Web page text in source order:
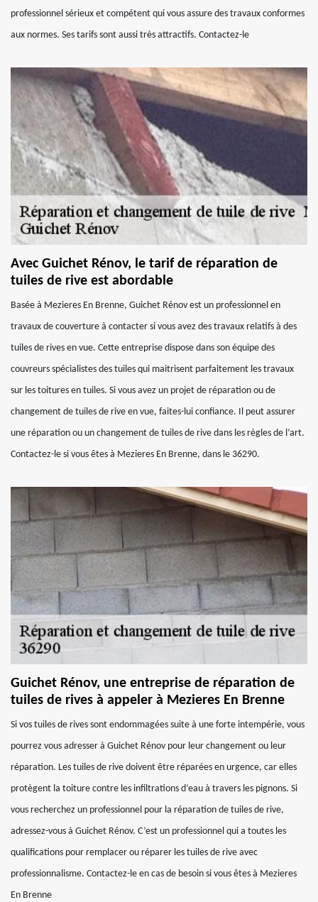
professionnel sérieux et compétent qui vous assure des travaux conformes
aux normes. Ses tarifs sont aussi très attractifs. Contactez-le
Avec Guichet Rénov, le tarif de réparation de
tuiles de rive est abordable
Basée à Mezieres En Brenne, Guichet Rénov est un professionnel en
travaux de couverture à contacter si vous avez des travaux relatifs à des
tuiles de rives en vue. Cette entreprise dispose dans son équipe des
couvreurs spécialistes des tuiles qui maitrisent parfaitement les travaux
sur les toitures en tuiles. Si vous avez un projet de réparation ou de
changement de tuiles de rive en vue, faites-lui confiance. Il peut assurer
une réparation ou un changement de tuiles de rive dans les règles de l’art.
Contactez-le si vous êtes à Mezieres En Brenne, dans le 36290.
Guichet Rénov, une entreprise de réparation de
tuiles de rives à appeler à Mezieres En Brenne
Si vos tuiles de rives sont endommagées suite à une forte intempérie, vous
pourrez vous adresser à Guichet Rénov pour leur changement ou leur
réparation. Les tuiles de rive doivent être réparées en urgence, car elles
protègent la toiture contre les infiltrations d’eau à travers les pignons. Si
vous recherchez un professionnel pour la réparation de tuiles de rive,
adressez-vous à Guichet Rénov. C’est un professionnel qui a toutes les
qualifications pour remplacer ou réparer les tuiles de rive avec
professionnalisme. Contactez-le en cas de besoin si vous êtes à Mezieres
En Brenne